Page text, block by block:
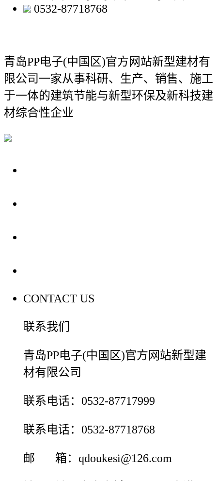
0532-87718768
青岛PP电子(中国区)官方网站新型建材有
限公司一家从事科研、生产、销售、施工
于一体的建筑节能与新型环保及新科技建
材综合性企业
CONTACT US
联系我们
青岛PP电子(中国区)官方网站新型建
材有限公司
联系电话：0532-87717999
联系电话：0532-87718768
邮 箱：qdoukesi@126.com